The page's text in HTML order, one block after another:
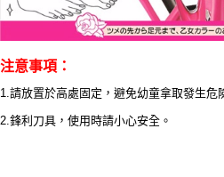
注意事項：
1.請放置於高處固定，避免幼童拿取發生危
2.鋒利刀具，使用時請小心安全。